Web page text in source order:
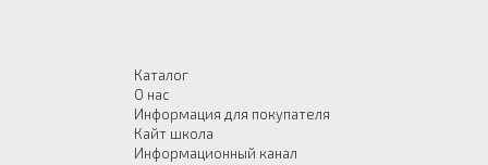
Каталог
О нас
Информация для покупателя
Кайт школа
Информационный канал